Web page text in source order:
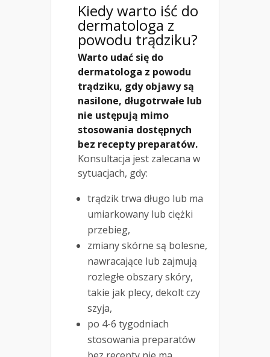
Kiedy warto iść do
dermatologa z
powodu trądziku?
Warto udać się do
dermatologa z powodu
trądziku, gdy objawy są
nasilone, długotrwałe lub
nie ustępują mimo
stosowania dostępnych
bez recepty preparatów.
Konsultacja jest zalecana w
sytuacjach, gdy:
trądzik trwa długo lub ma
umiarkowany lub ciężki
przebieg,
zmiany skórne są bolesne,
nawracające lub zajmują
rozległe obszary skóry,
takie jak plecy, dekolt czy
szyja,
po 4-6 tygodniach
stosowania preparatów